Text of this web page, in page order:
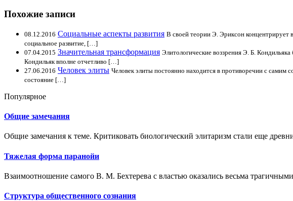
Похожие записи
08.12.2016 Социальные аспекты развития В своей теории Э. Эриксон концентрирует
социальное развитие, […]
07.04.2015 Значительная трансформация Элитологические воззрения Э. Б.
Кондильяк вполне отчетливо […]
27.06.2016 Человек элиты Человек элиты постоянно находится в противоречии с самим
состояние […]
Популярное
Общие замечания
Общие замечания к теме. Критиковать биологический элитаризм стали еще
Тяжелая форма паранойи
Взаимоотношение самого В. М. Бехтерева с властью оказались весьма
Структура общественного сознания